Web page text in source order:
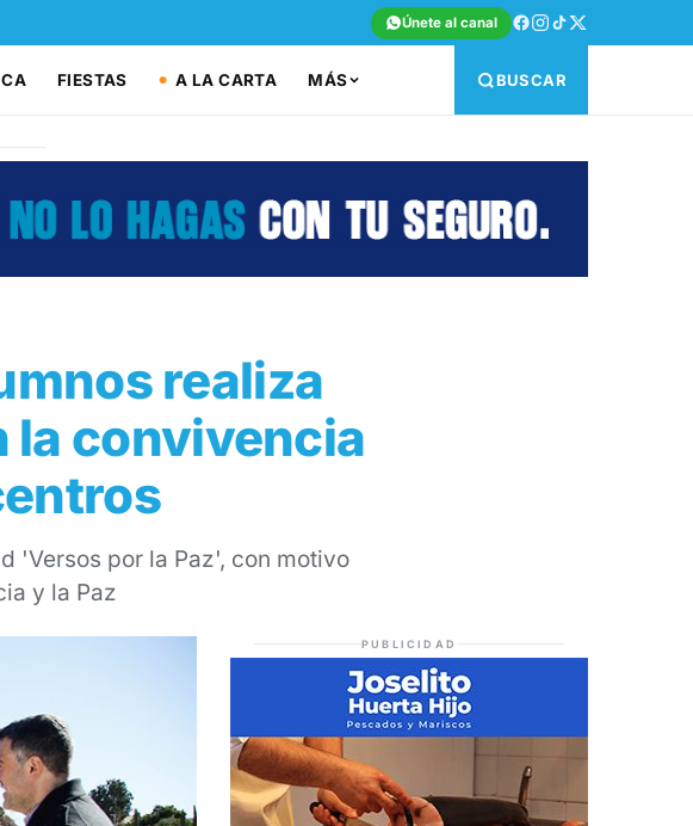
Únete al canal
FIESTAS A LA CARTA MÁS BUSCAR
realiza
la convivencia
'Versos por la Paz', con motivo
y la Paz
PUBLICIDAD